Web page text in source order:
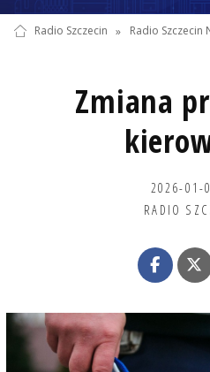
Radio Szczecin » Radio Szczecin
Zmiana
2026-01-
RADIO